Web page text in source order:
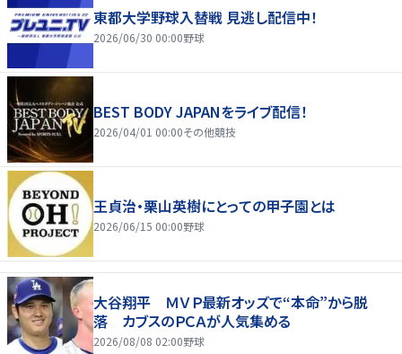
東都大学野球入替戦 見逃し配信中！
2026/06/30 00:00野球
BEST BODY JAPANをライブ配信！
2026/04/01 00:00その他競技
王貞治・栗山英樹にとっての甲子園とは
2026/06/15 00:00野球
大谷翔平 ＭＶＰ最新オッズで“本命”から脱
落 カブスのＰＣＡが人気集める
2026/08/08 02:00野球